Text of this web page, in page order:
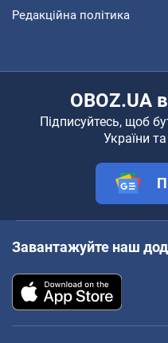
Редакційна політика
OBOZ.UA
Підписуйтесь, щоб
України та
Завантажуйте наш